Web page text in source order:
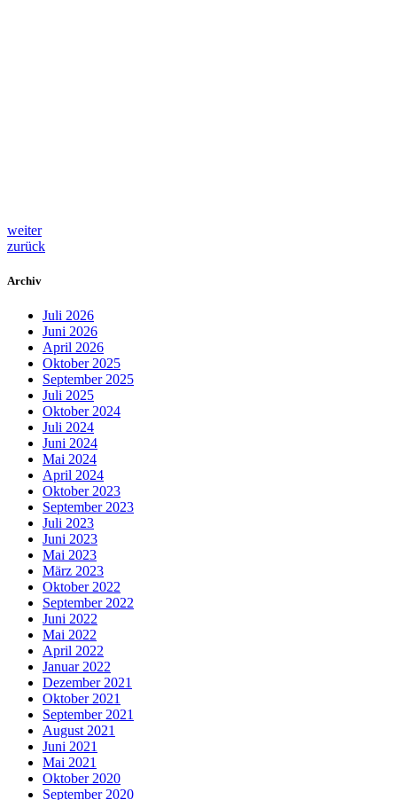
weiter
zurück
Archiv
Juli 2026
Juni 2026
April 2026
Oktober 2025
September 2025
Juli 2025
Oktober 2024
Juli 2024
Juni 2024
Mai 2024
April 2024
Oktober 2023
September 2023
Juli 2023
Juni 2023
Mai 2023
März 2023
Oktober 2022
September 2022
Juni 2022
Mai 2022
April 2022
Januar 2022
Dezember 2021
Oktober 2021
September 2021
August 2021
Juni 2021
Mai 2021
Oktober 2020
September 2020